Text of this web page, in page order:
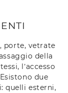
porte, vetrate
della
l’accesso
due
quelli esterni,